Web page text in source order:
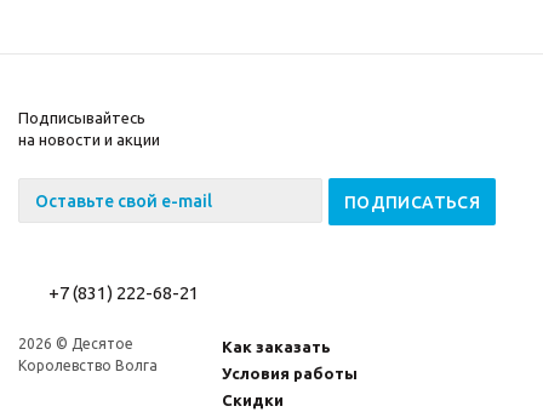
Подписывайтесь
на новости и акции
+7 (831) 222-68-21
2026 © Десятое
Королевство Волга
Как заказать
Условия работы
Скидки